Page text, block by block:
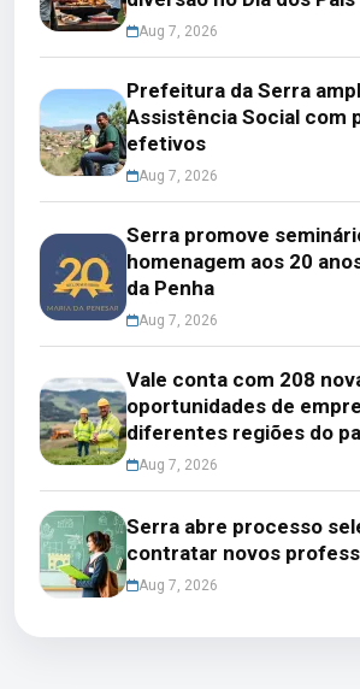
Aug 7, 2026
Prefeitura da Serra
Assistência Social com
efetivos
Aug 7, 2026
Serra promove
homenagem aos 20
da Penha
Aug 7, 2026
Vale conta com 208
oportunidades de
diferentes regiões do
Aug 7, 2026
Serra abre processo
contratar novos
Aug 7, 2026